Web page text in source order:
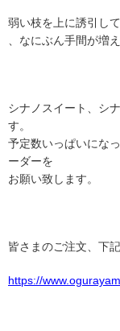
弱い枝を上に誘引し
、なにぶん手間が増
シナノスイート、シ
す。
予定数いっぱいにな
ーダーを
お願い致します。
皆さまのご注文、下
https://